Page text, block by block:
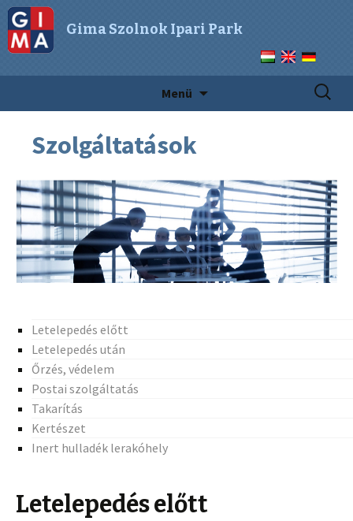
Gima Szolnok Ipari Park
Menü
Szolgáltatások
Letelepedés előtt
Letelepedés után
Őrzés, védelem
Postai szolgáltatás
Takarítás
Kertészet
Inert hulladék lerakóhely
Letelepedés előtt